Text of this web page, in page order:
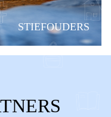
STIEFOUDERS